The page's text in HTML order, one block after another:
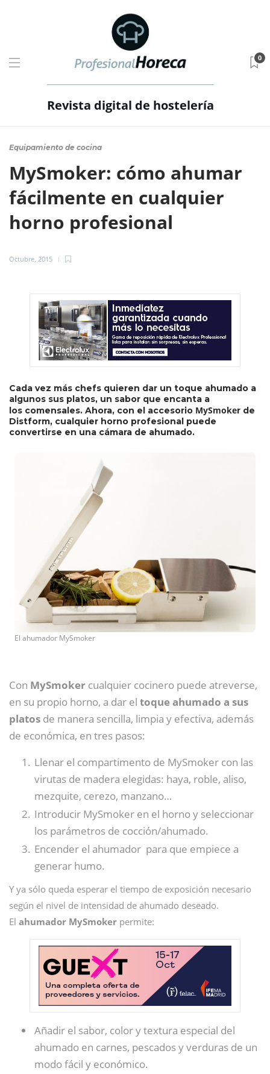
Revista digital de hostelería
0
Equipamiento de cocina
MySmoker: cómo ahumar
fácilmente en cualquier
horno profesional
Octubre, 2015
Cada vez más chefs quieren dar un toque ahumado a
algunos sus platos, un sabor que encanta a
los comensales. Ahora, con el accesorio MySmoker de
Distform, cualquier horno profesional puede
convertirse en una cámara de ahumado.
El ahumador MySmoker
Con MySmoker cualquier cocinero puede atreverse,
en su propio horno, a dar el toque ahumado a sus
platos de manera sencilla, limpia y efectiva, además
de económica, en tres pasos:
Llenar el compartimento de MySmoker con las
virutas de madera elegidas: haya, roble, aliso,
mezquite, cerezo, manzano…
Introducir MySmoker en el horno y seleccionar
los parámetros de cocción/ahumado.
Encender el ahumador para que empiece a
generar humo.
Y ya sólo queda esperar el tiempo de exposición necesario
según el nivel de intensidad de ahumado deseado.
El ahumador MySmoker permite:
Añadir el sabor, color y textura especial del
ahumado en carnes, pescados y verduras de un
modo fácil y económico.